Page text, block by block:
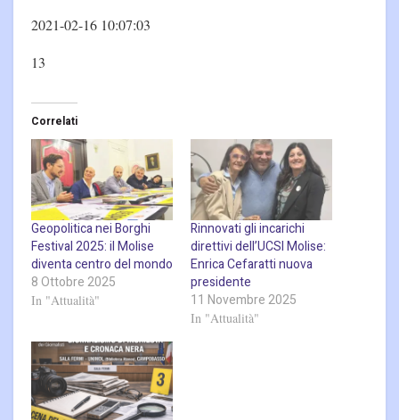
2021-02-16 10:07:03
13
Correlati
Geopolitica nei Borghi
Festival 2025: il Molise
diventa centro del mondo
8 Ottobre 2025
In "Attualità"
Rinnovati gli incarichi
direttivi dell’UCSI Molise:
Enrica Cefaratti nuova
presidente
11 Novembre 2025
In "Attualità"